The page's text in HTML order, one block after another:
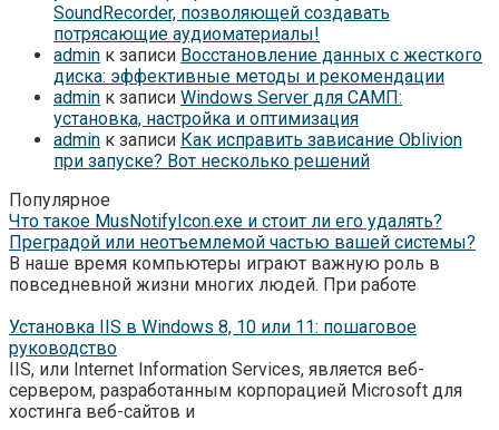
SoundRecorder, позволяющей создавать
потрясающие аудиоматериалы!
admin к записи Восстановление данных с жесткого
диска: эффективные методы и рекомендации
admin к записи Windows Server для САМП:
установка, настройка и оптимизация
admin к записи Как исправить зависание Oblivion
при запуске? Вот несколько решений
Популярное
Что такое MusNotifyIcon.exe и стоит ли его удалять?
Преградой или неотъемлемой частью вашей системы?
В наше время компьютеры играют важную роль в
повседневной жизни многих людей. При работе
Установка IIS в Windows 8, 10 или 11: пошаговое
руководство
IIS, или Internet Information Services, является веб-
сервером, разработанным корпорацией Microsoft для
хостинга веб-сайтов и